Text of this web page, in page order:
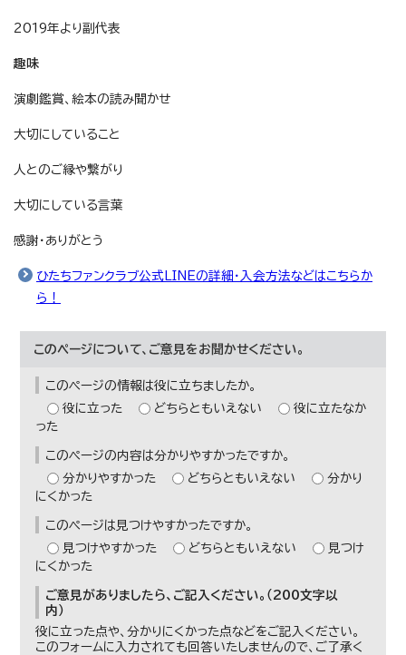
2019年より副代表
趣味
演劇鑑賞、絵本の読み聞かせ
大切にしていること
人とのご縁や繋がり
大切にしている言葉
感謝・ありがとう
ひたちファンクラブ公式LINEの詳細・入会方法などはこちらか
ら！
このページについて、ご意見をお聞かせください。
このページの情報は役に立ちましたか。
役に立った
どちらともいえない
役に立たなか
った
このページの内容は分かりやすかったですか。
分かりやすかった
どちらともいえない
分かり
にくかった
このページは見つけやすかったですか。
見つけやすかった
どちらともいえない
見つけ
にくかった
ご意見がありましたら、ご記入ください。（200文字以
内）
役に立った点や、分かりにくかった点などをご記入ください。
このフォームに入力されても回答いたしませんので、ご了承く